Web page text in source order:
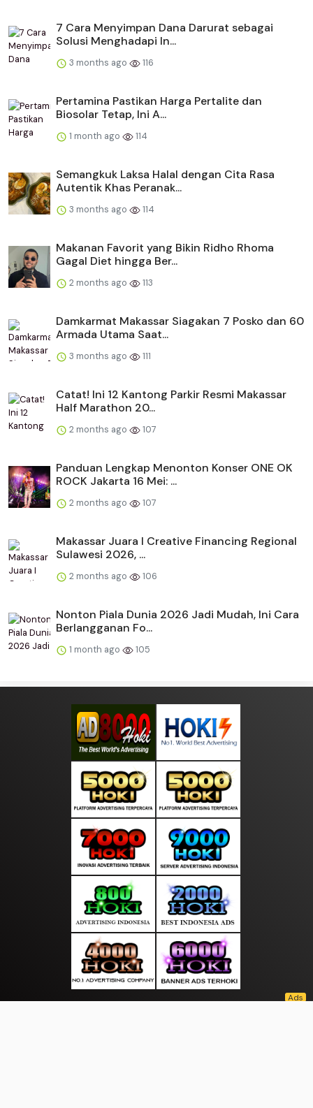
​​7 Cara Menyimpan Dana Darurat sebagai
Solusi Menghadapi In...
3 months ago 116
Pertamina Pastikan Harga Pertalite dan
Biosolar Tetap, Ini A...
1 month ago 114
Semangkuk Laksa Halal dengan Cita Rasa
Autentik Khas Peranak...
3 months ago 114
Makanan Favorit yang Bikin Ridho Rhoma
Gagal Diet hingga Ber...
2 months ago 113
Damkarmat Makassar Siagakan 7 Posko dan 60
Armada Utama Saat...
3 months ago 111
Catat! Ini 12 Kantong Parkir Resmi Makassar
Half Marathon 20...
2 months ago 107
Panduan Lengkap Menonton Konser ONE OK
ROCK Jakarta 16 Mei: ...
2 months ago 107
Makassar Juara I Creative Financing Regional
Sulawesi 2026, ...
2 months ago 106
Nonton Piala Dunia 2026 Jadi Mudah, Ini Cara
Berlangganan Fo...
1 month ago 105